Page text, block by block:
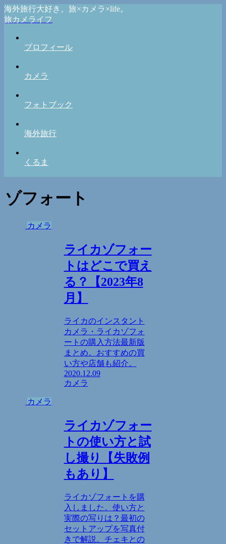
海外旅行大好き。旅×カメラ×life。
旅カメライフ
プロフィール
カメラ
フォトブック
海外旅行
くるま
ゾフォート
カメラ
ライカゾフォー
トはどこで買え
る？【2023年8
月】
ライカのインスタント
カメラ・ライカゾフォ
ートの購入方法最新版
まとめ。おすすめの買
い方や店舗も紹介。
2020.12.09
カメラ
カメラ
ライカゾフォー
トの使い方と試
し撮り【失敗例
もあり】
ライカゾフォートを購
入しました。使い方と
実際の写りは？最初の
セットアップを写真付
きで解説。チェキとの